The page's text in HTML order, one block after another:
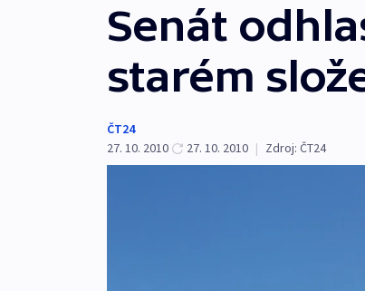
Senát
starém
ČT24
27. 10. 2010
27. 10. 2010 | Zdroj: ČT24